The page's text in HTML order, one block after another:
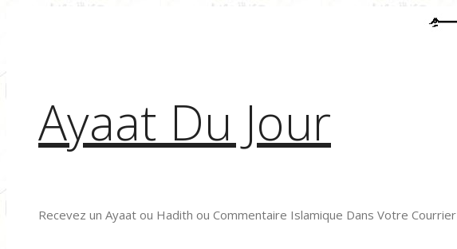
Ayaat Du Jour
Recevez un Ayaat ou Hadith ou Commentaire Islamique Dans Votre Courrier